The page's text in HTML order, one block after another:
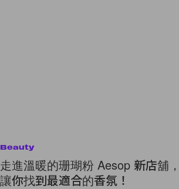
Beauty
走進溫暖的珊瑚粉 Aesop 新店舖
讓你找到最適合的香氛！